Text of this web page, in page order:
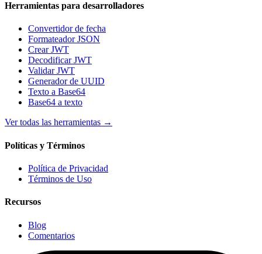
Herramientas para desarrolladores
Convertidor de fecha
Formateador JSON
Crear JWT
Decodificar JWT
Validar JWT
Generador de UUID
Texto a Base64
Base64 a texto
Ver todas las herramientas →
Políticas y Términos
Política de Privacidad
Términos de Uso
Recursos
Blog
Comentarios